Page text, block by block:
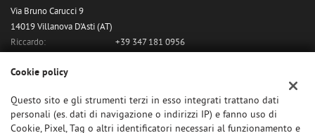
Via Bruno Carucci 9
14019 Villanova D'Asti (AT)
Riccardo:
+39 347 181 0956
Indicazioni stradali
Dati fiscali:
Cookie policy
Questo sito e gli strumenti terzi in esso integrati trattano dati
personali (es. dati di navigazione o indirizzi IP) e fanno uso di
Cookie, Pixel, Tag o altri identificatori necessari al funzionamento e